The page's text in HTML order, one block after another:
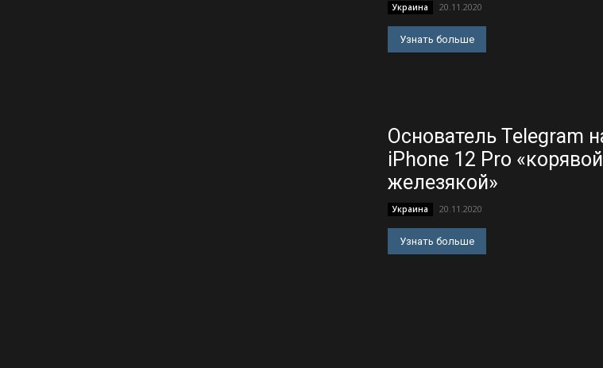
Украина 20.11.2020
Узнать больше
Основатель Telegram
iPhone 12 Pro «корявой
железякой»
Украина 20.11.2020
Узнать больше